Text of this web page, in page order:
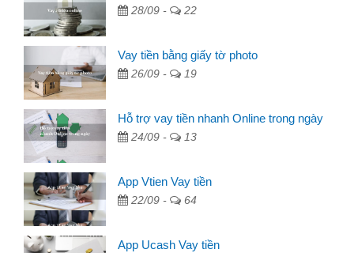
28/09 - 22
Vay tiền bằng giấy tờ photo
26/09 - 19
Hỗ trợ vay tiền nhanh Online trong ngày
24/09 - 13
App Vtien Vay tiền
22/09 - 64
App Ucash Vay tiền